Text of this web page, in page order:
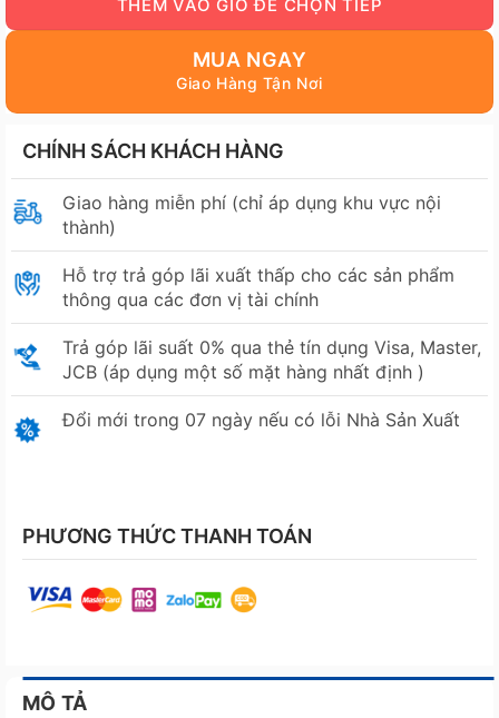
MUA NGAY
CHÍNH SÁCH KHÁCH HÀNG
Giao hàng miễn phí (chỉ áp dụng khu vực nội
thành)
Hỗ trợ trả góp lãi xuất thấp cho các sản phẩm
thông qua các đơn vị tài chính
Trả góp lãi suất 0% qua thẻ tín dụng Visa, Master,
JCB (áp dụng một số mặt hàng nhất định )
Đổi mới trong 07 ngày nếu có lỗi Nhà Sản Xuất
PHƯƠNG THỨC THANH TOÁN
MÔ TẢ